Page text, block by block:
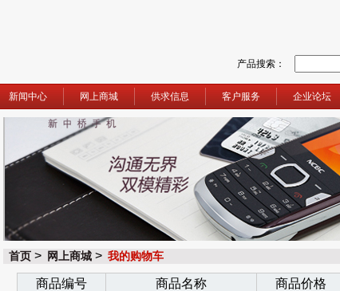
产品搜索：
新闻中心 网上商城 供求信息 客户服务 企业论坛
首页 > 网上商城 > 我的购物车
商品编号 商品名称 商品价格